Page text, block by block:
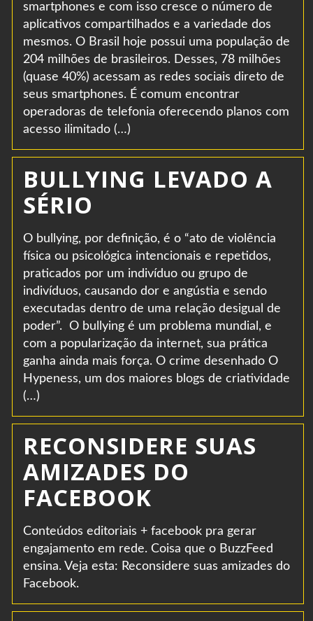
smartphones e com isso cresce o número de
aplicativos compartilhados e a variedade dos
mesmos. O Brasil hoje possui uma população de
204 milhões de brasileiros. Desses, 78 milhões
(quase 40%) acessam as redes sociais direto de
seus smartphones. É comum encontrar
operadoras de telefonia oferecendo planos com
acesso ilimitado (…)
BULLYING LEVADO A
SÉRIO
O bullying, por definição, é o “ato de violência
física ou psicológica intencionais e repetidos,
praticados por um indivíduo ou grupo de
indivíduos, causando dor e angústia e sendo
executadas dentro de uma relação desigual de
poder”. O bullying é um problema mundial, e
com a popularização da internet, sua prática
ganha ainda mais força. O crime desenhado O
Hypeness, um dos maiores blogs de criatividade
(…)
RECONSIDERE SUAS
AMIZADES DO
FACEBOOK
Conteúdos editoriais + facebook pra gerar
engajamento em rede. Coisa que o BuzzFeed
ensina. Veja esta: Reconsidere suas amizades do
Facebook.